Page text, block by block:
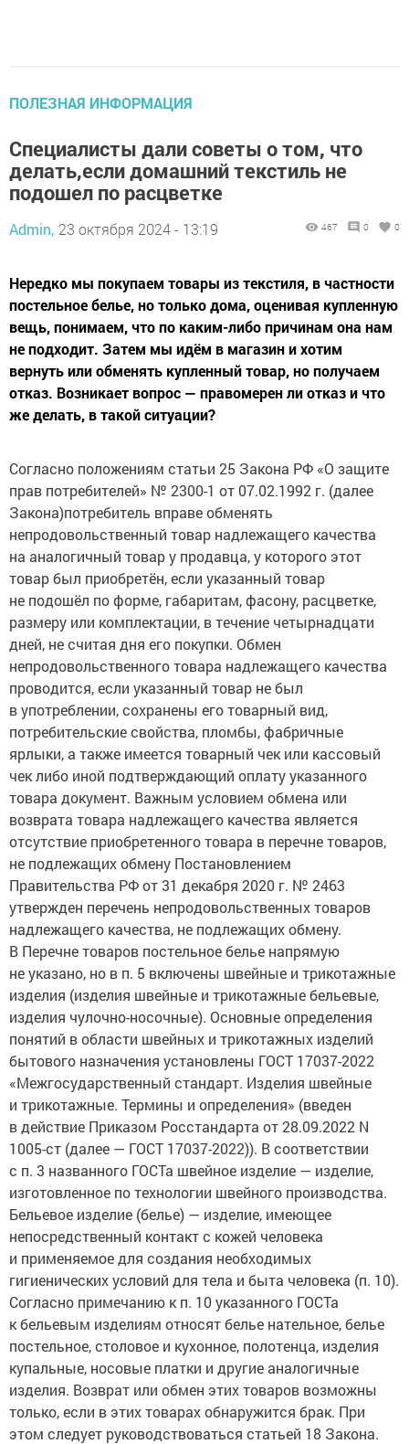
ПОЛЕЗНАЯ ИНФОРМАЦИЯ
Специалисты дали советы о том, что
делать,если домашний текстиль не
подошел по расцветке
Admin, 23 октября 2024 - 13:19 467 0 0
Нередко мы покупаем товары из текстиля, в частности
постельное белье, но только дома, оценивая купленную
вещь, понимаем, что по каким-либо причинам она нам
не подходит. Затем мы идём в магазин и хотим
вернуть или обменять купленный товар, но получаем
отказ. Возникает вопрос — правомерен ли отказ и что
же делать, в такой ситуации?
Согласно положениям статьи 25 Закона РФ «О защите
прав потребителей» № 2300-1 от 07.02.1992 г. (далее
Закона)потребитель вправе обменять
непродовольственный товар надлежащего качества
на аналогичный товар у продавца, у которого этот
товар был приобретён, если указанный товар
не подошёл по форме, габаритам, фасону, расцветке,
размеру или комплектации, в течение четырнадцати
дней, не считая дня его покупки. Обмен
непродовольственного товара надлежащего качества
проводится, если указанный товар не был
в употреблении, сохранены его товарный вид,
потребительские свойства, пломбы, фабричные
ярлыки, а также имеется товарный чек или кассовый
чек либо иной подтверждающий оплату указанного
товара документ. Важным условием обмена или
возврата товара надлежащего качества является
отсутствие приобретенного товара в перечне товаров,
не подлежащих обмену Постановлением
Правительства РФ от 31 декабря 2020 г. № 2463
утвержден перечень непродовольственных товаров
надлежащего качества, не подлежащих обмену.
В Перечне товаров постельное белье напрямую
не указано, но в п. 5 включены швейные и трикотажные
изделия (изделия швейные и трикотажные бельевые,
изделия чулочно-носочные). Основные определения
понятий в области швейных и трикотажных изделий
бытового назначения установлены ГОСТ 17037-2022
«Межгосударственный стандарт. Изделия швейные
и трикотажные. Термины и определения» (введен
в действие Приказом Росстандарта от 28.09.2022 N
1005-ст (далее — ГОСТ 17037-2022)). В соответствии
с п. 3 названного ГОСТа швейное изделие — изделие,
изготовленное по технологии швейного производства.
Бельевое изделие (белье) — изделие, имеющее
непосредственный контакт с кожей человека
и применяемое для создания необходимых
гигиенических условий для тела и быта человека (п. 10).
Согласно примечанию к п. 10 указанного ГОСТа
к бельевым изделиям относят белье нательное, белье
постельное, столовое и кухонное, полотенца, изделия
купальные, носовые платки и другие аналогичные
изделия. Возврат или обмен этих товаров возможны
только, если в этих товарах обнаружится брак. При
этом следует руководствоваться статьей 18 Закона.